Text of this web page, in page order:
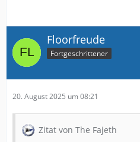
Floorfreude
Fortgeschrittener
20. August 2025 um 08:21
Zitat von The Fajeth